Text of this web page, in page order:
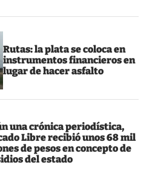
Rutas: la plata se coloca en
instrumentos financieros en
lugar de hacer asfalto
una crónica periodística,
Libre recibió unos 68 mil
de pesos en concepto de
del estado